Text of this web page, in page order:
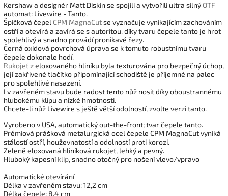
Kershaw a designér Matt Diskin se spojili a vytvořili ultra silný OTF
automat: Livewire - Tanto.
Špičková čepel CPM MagnaCutse vyznačuje vynikajícím zachováním
ostří a otevírá a zavírá se s autoritou, díky tvaru čepele tanto je hrot
spolehlivý a snadno provádí pronikavé řezy.
Černá oxidová povrchová úprava se k tomuto robustnímu tvaru
čepele dokonale hodí.
Rukojeťz eloxovaného hliníku byla texturována pro bezpečný úchop,
její zakřivené tlačítko připomínající schodiště je příjemné na palec
pro spolehlivé nasazení.
I v zavřeném stavu bude radost tento nůž nosit díky oboustrannému
hlubokému klipu a nízké hmotnosti.
Chcete-li nůž Livewire s ještě větší odolností, zvolte verzi tanto.
Vyrobeno v USA, automatický out-the-front; tvar čepele tanto.
Prémiová prášková metalurgická ocel čepele CPM MagnaCut vyniká
stálostí ostří, houževnatostí a odolností proti korozi.
Zeleně eloxovaná hliníková rukojeť, lehký a pevný.
Hluboký kapesníklip, snadno otočný pro nošení vlevo/vpravo
Automatické otevírání
Délka v zavřeném stavu: 12,2 cm
Délka čepele: 8,4 cm